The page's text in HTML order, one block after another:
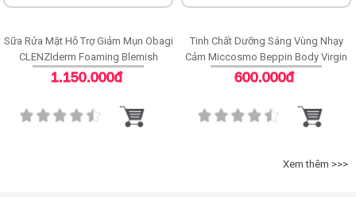
Sữa Rửa Mặt Hỗ Trợ Giảm Mụn Obagi
CLENZIderm Foaming Blemish
Cleanser
1.150.000đ
Tinh Chất Dưỡng Sáng Vùng Nhạy
Cảm Miccosmo Beppin Body Virgin
White Serum
600.000đ
Xem thêm >>>